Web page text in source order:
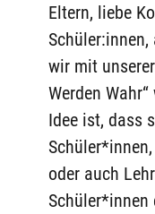
Eltern, liebe
wir mit
Werden
Idee ist, dass
oder auch
Schüler*innen